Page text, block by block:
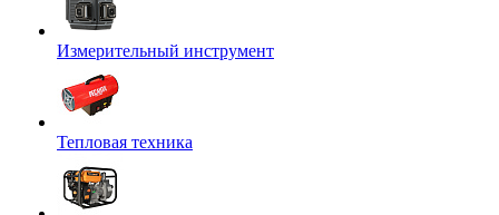
Измерительный инструмент
Тепловая техника